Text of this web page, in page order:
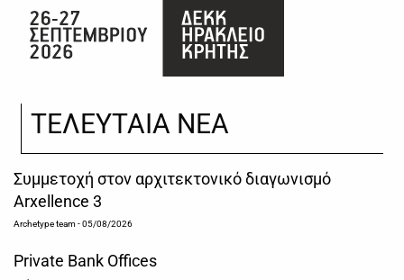
ΤΕΛΕΥΤΑΙΑ ΝΕΑ
Συμμετοχή στον αρχιτεκτονικό διαγωνισμό
Arxellence 3
Archetype team- 05/08/2026
Private Bank Offices